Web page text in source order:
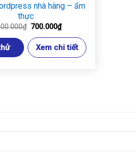
nhà hàng – ẩm
thực
₫ Giá
là:
1.000.000₫.
700.000₫Giá
hiện
tại
là:
700.000₫.
Xem chi tiết